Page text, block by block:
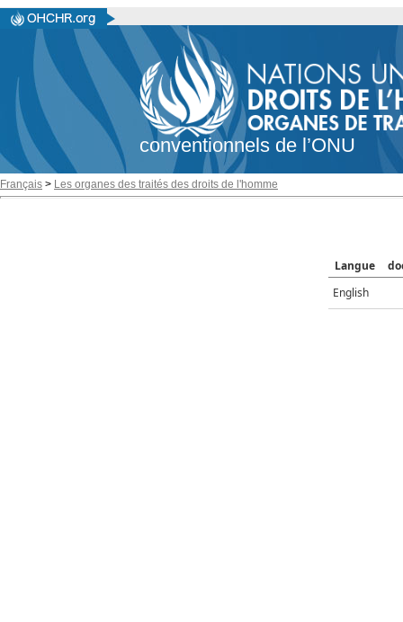
conventionnels de l’ONU
Français > Les organes des traités des droits de l'homme
Langue
English